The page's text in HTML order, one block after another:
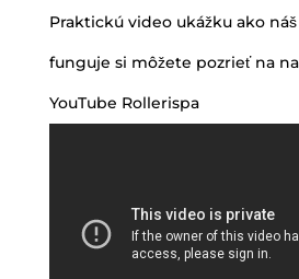
Praktickú video ukážku ako
funguje si môžete pozrieť na
YouTube Rollerispa